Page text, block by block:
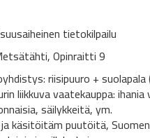
tietokilpailu
Opinraitti 9
riisipuuro +
liikkuva vaatekauppa:
säilykkeitä, ym.
käsitöitäm puutöitä,